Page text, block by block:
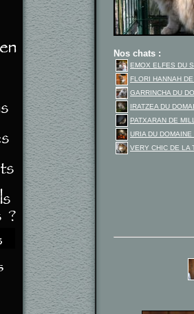
Nos chats :
EMOX ELFES DU
FLORI HANNAH
GARRINCHA DU
IRATZEA DU
PATXARAN DE
URIA DU DOMAINE
VERY CHIC DE LA